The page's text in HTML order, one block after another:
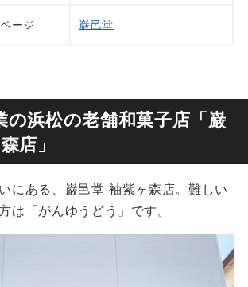
ージ 巌邑堂
の浜松の老舗和菓子店「巌
店」
にある、巌邑堂 袖紫ヶ森店。難しい
は「がんゆうどう」です。